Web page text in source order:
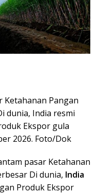
Pangan
dunia, India resmi
Ekspor gula
2026. Foto/Dok
pasar Ketahanan
Di dunia, India
Produk Ekspor